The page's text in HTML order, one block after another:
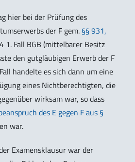
hier bei der Prüfung des
der F gem. §§ 931,
1. Fall BGB (mittelbarer Besitz
den gutgläubigen Erwerb der F
handelte es sich dann um eine
eines Nichtberechtigten, die
wirksam war, so dass
des E gegen F aus §
war.
Examensklausur war der